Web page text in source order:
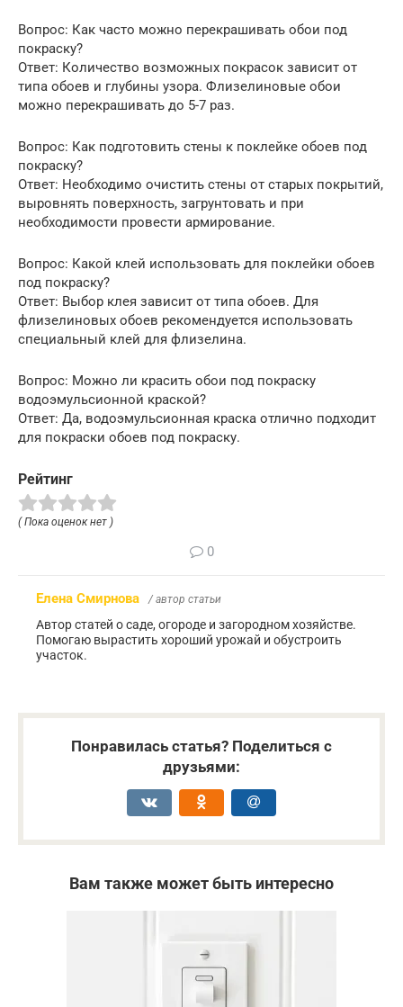
Вопрос: Как часто можно перекрашивать обои под
покраску?
Ответ: Количество возможных покрасок зависит от
типа обоев и глубины узора. Флизелиновые обои
можно перекрашивать до 5-7 раз.
Вопрос: Как подготовить стены к поклейке обоев под
покраску?
Ответ: Необходимо очистить стены от старых покрытий,
выровнять поверхность, загрунтовать и при
необходимости провести армирование.
Вопрос: Какой клей использовать для поклейки обоев
под покраску?
Ответ: Выбор клея зависит от типа обоев. Для
флизелиновых обоев рекомендуется использовать
специальный клей для флизелина.
Вопрос: Можно ли красить обои под покраску
водоэмульсионной краской?
Ответ: Да, водоэмульсионная краска отлично подходит
для покраски обоев под покраску.
Рейтинг
( Пока оценок нет )
0
Елена Смирнова / автор статьи
Автор статей о саде, огороде и загородном хозяйстве.
Помогаю вырастить хороший урожай и обустроить
участок.
Понравилась статья? Поделиться с
друзьями:
Вам также может быть интересно